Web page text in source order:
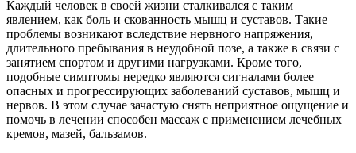
Каждый человек в своей жизни сталкивался с таким
явлением, как боль и скованность мышц и суставов. Такие
проблемы возникают вследствие нервного напряжения,
длительного пребывания в неудобной позе, а также в связи с
занятием спортом и другими нагрузками. Кроме того,
подобные симптомы нередко являются сигналами более
опасных и прогрессирующих заболеваний суставов, мышц и
нервов. В этом случае зачастую снять неприятное ощущение и
помочь в лечении способен массаж с применением лечебных
кремов, мазей, бальзамов.